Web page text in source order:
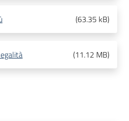
(63.35 kB)
(11.12 MB)